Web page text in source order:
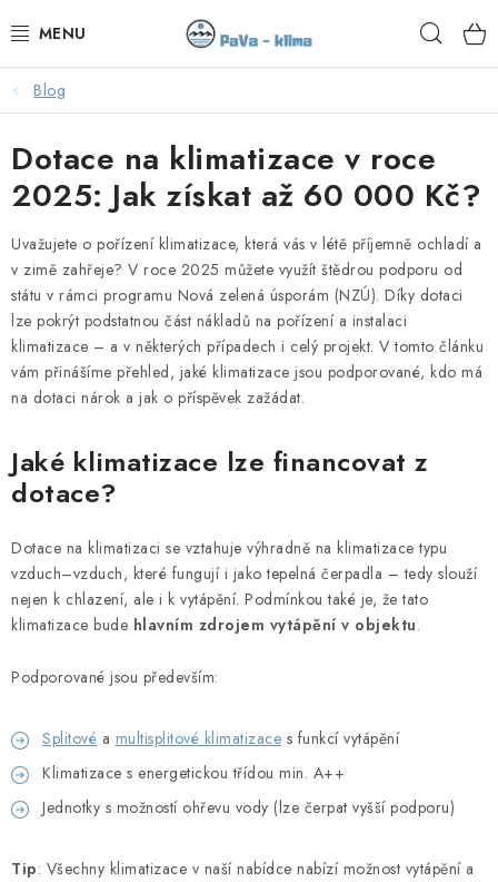
na
KLIMATIZACE V AKCI
KLIMATIZACE
TEPELNÁ ČERPADLA
MONTÁŽ
SERVIS
KONTAKTY
Obchodní podmínky
Blog
Blog
Dotace na klimatizace v roce
2025: Jak získat až 60 000 Kč?
Uvažujete o pořízení klimatizace, která vás v létě příjemně ochladí a
v zimě zahřeje? V roce 2025 můžete využít štědrou podporu od
státu v rámci programu Nová zelená úsporám (NZÚ). Díky dotaci
lze pokrýt podstatnou část nákladů na pořízení a instalaci
klimatizace – a v některých případech i celý projekt. V tomto článku
vám přinášíme přehled, jaké klimatizace jsou podporované, kdo má
na dotaci nárok a jak o příspěvek zažádat.
Jaké klimatizace lze financovat z
dotace?
Dotace na klimatizaci se vztahuje výhradně na klimatizace typu
vzduch–vzduch, které fungují i jako tepelná čerpadla – tedy slouží
nejen k chlazení, ale i k vytápění. Podmínkou také je, že tato
klimatizace bude hlavním zdrojem vytápění v objektu.
Podporované jsou především:
Splitové a multisplitové klimatizace s funkcí vytápění
Klimatizace s energetickou třídou min. A++
Jednotky s možností ohřevu vody (lze čerpat vyšší podporu)
Tip: Všechny klimatizace v naší nabídce nabízí možnost vytápění a